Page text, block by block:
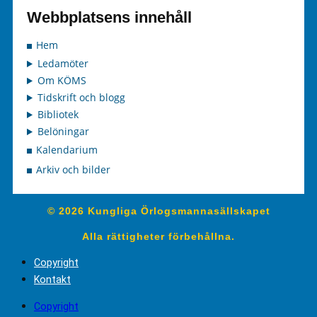
Webbplatsens innehåll
Hem
Ledamöter
Om KÖMS
Tidskrift och blogg
Bibliotek
Belöningar
Kalendarium
Arkiv och bilder
© 2026 Kungliga Örlogsmannasällskapet
Alla rättigheter förbehållna.
Copyright
Kontakt
Copyright